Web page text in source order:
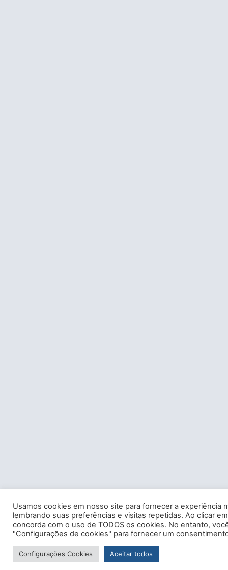
Usamos cookies em nosso site para fornecer a experiência
lembrando suas preferências e visitas repetidas. Ao clicar
concorda com o uso de TODOS os cookies. No entanto,
"Configurações de cookies" para fornecer um
Configurações Cookies Aceitar todos